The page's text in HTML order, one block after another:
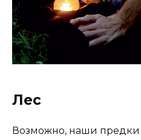
Лес
Возможно, наши предки